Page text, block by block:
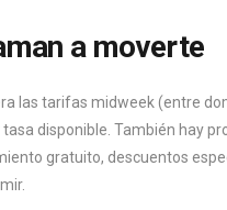
a moverte
las tarifas midweek (entre
disponible. También hay
gratuito, descuentos